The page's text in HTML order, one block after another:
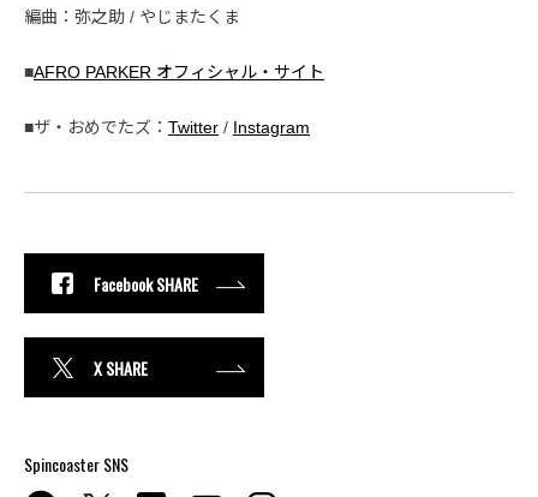
編曲：弥之助 / やじまたくま
■AFRO PARKER オフィシャル・サイト
■ザ・おめでたズ： Twitter / Instagram
Facebook SHARE
X SHARE
Spincoaster SNS